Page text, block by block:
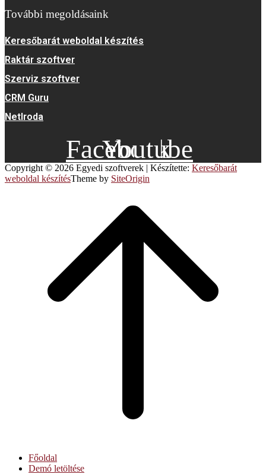
További megoldásaink
Keresőbarát weboldal készítés
Raktár szoftver
Szerviz szoftver
CRM Guru
NetIroda
Facebook
Youtube
Copyright © 2026 Egyedi szoftverek | Készítette: Keresőbarát
weboldal készítésTheme by SiteOrigin
Főoldal
Demó letöltése